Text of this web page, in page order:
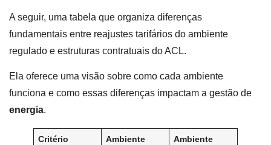
A seguir, uma tabela que organiza diferenças
fundamentais entre reajustes tarifários do ambiente
regulado e estruturas contratuais do ACL.
Ela oferece uma visão sobre como cada ambiente
funciona e como essas diferenças impactam a gestão de
energia.
Critério
Ambiente
Ambiente